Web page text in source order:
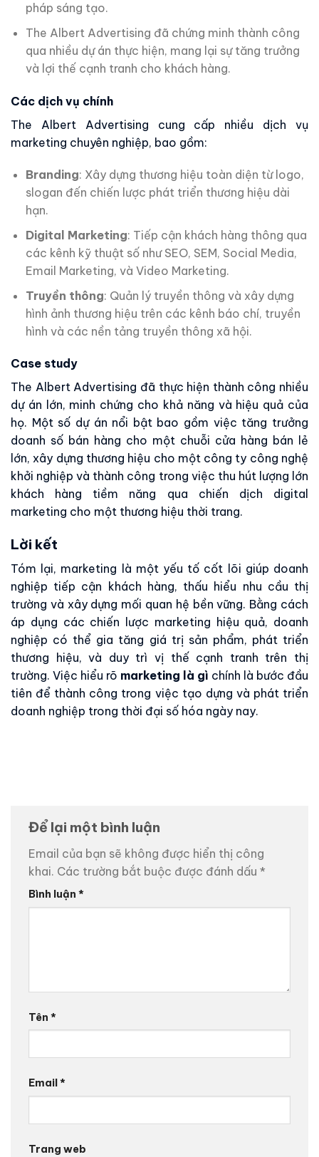
pháp sáng tạo.
The Albert Advertising đã chứng minh thành công
qua nhiều dự án thực hiện, mang lại sự tăng trưởng
và lợi thế cạnh tranh cho khách hàng.
Các dịch vụ chính
The Albert Advertising cung cấp nhiều dịch vụ
marketing chuyên nghiệp, bao gồm:
Branding: Xây dựng thương hiệu toàn diện từ logo,
slogan đến chiến lược phát triển thương hiệu dài
hạn.
Digital Marketing: Tiếp cận khách hàng thông qua
các kênh kỹ thuật số như SEO, SEM, Social Media,
Email Marketing, và Video Marketing.
Truyền thông: Quản lý truyền thông và xây dựng
hình ảnh thương hiệu trên các kênh báo chí, truyền
hình và các nền tảng truyền thông xã hội.
Case study
The Albert Advertising đã thực hiện thành công nhiều
dự án lớn, minh chứng cho khả năng và hiệu quả của
họ. Một số dự án nổi bật bao gồm việc tăng trưởng
doanh số bán hàng cho một chuỗi cửa hàng bán lẻ
lớn, xây dựng thương hiệu cho một công ty công nghệ
khởi nghiệp và thành công trong việc thu hút lượng lớn
khách hàng tiềm năng qua chiến dịch digital
marketing cho một thương hiệu thời trang.
Lời kết
Tóm lại, marketing là một yếu tố cốt lõi giúp doanh
nghiệp tiếp cận khách hàng, thấu hiểu nhu cầu thị
trường và xây dựng mối quan hệ bền vững. Bằng cách
áp dụng các chiến lược marketing hiệu quả, doanh
nghiệp có thể gia tăng giá trị sản phẩm, phát triển
thương hiệu, và duy trì vị thế cạnh tranh trên thị
trường. Việc hiểu rõ marketing là gì chính là bước đầu
tiên để thành công trong việc tạo dựng và phát triển
doanh nghiệp trong thời đại số hóa ngày nay.
Để lại một bình luận
Email của bạn sẽ không được hiển thị công
khai. Các trường bắt buộc được đánh dấu *
Bình luận *
Tên *
Email *
Trang web